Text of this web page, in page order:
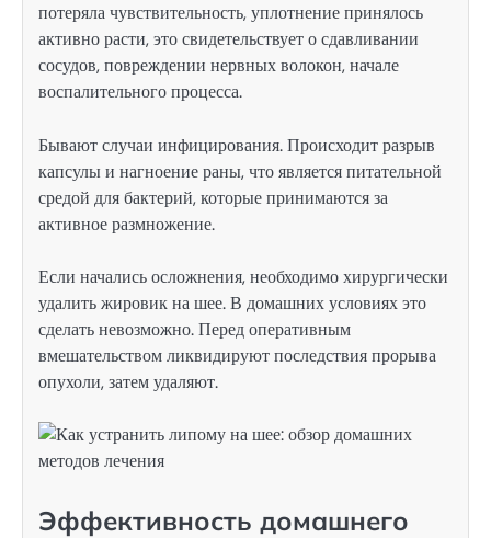
потеряла чувствительность, уплотнение принялось
активно расти, это свидетельствует о сдавливании
сосудов, повреждении нервных волокон, начале
воспалительного процесса.
Бывают случаи инфицирования. Происходит разрыв
капсулы и нагноение раны, что является питательной
средой для бактерий, которые принимаются за
активное размножение.
Если начались осложнения, необходимо хирургически
удалить жировик на шее. В домашних условиях это
сделать невозможно. Перед оперативным
вмешательством ликвидируют последствия прорыва
опухоли, затем удаляют.
Эффективность домашнего